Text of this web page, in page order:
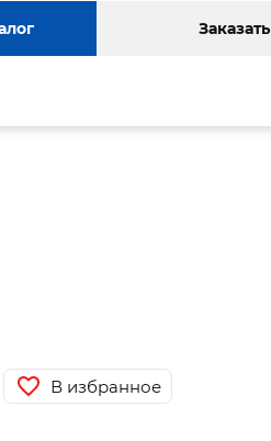
Заказать
В избранное